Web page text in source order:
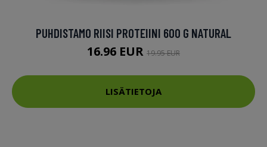
PUHDISTAMO RIISI PROTEIINI 600 G NATURAL
16.96 EUR 19.95 EUR
LISÄTIETOJA